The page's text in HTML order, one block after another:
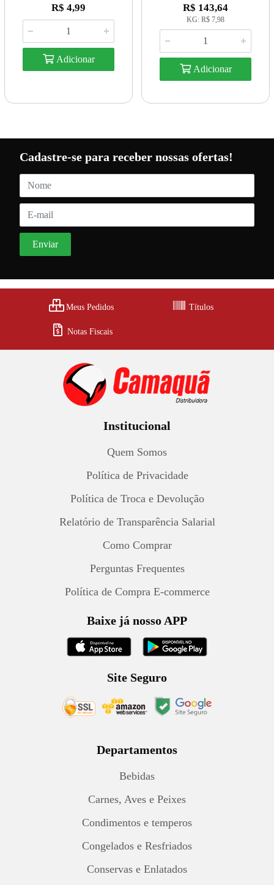
R$ 4,99
Adicionar
R$ 143,64
KG: R$ 7,98
Adicionar
Cadastre-se para receber nossas ofertas!
Meus Pedidos Títulos
Notas Fiscais
Institucional
Quem Somos
Política de Privacidade
Política de Troca e Devolução
Relatório de Transparência Salarial
Como Comprar
Perguntas Frequentes
Política de Compra E-commerce
Baixe já nosso APP
Site Seguro
Departamentos
Bebidas
Carnes, Aves e Peixes
Condimentos e temperos
Congelados e Resfriados
Conservas e Enlatados